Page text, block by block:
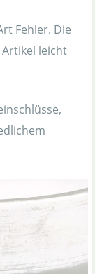
Fehler. Die
leicht